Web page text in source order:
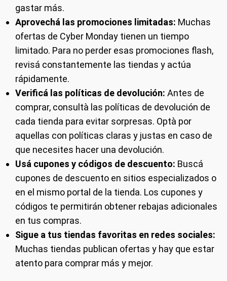
gastar más.
Aprovechá las promociones limitadas: Muchas
ofertas de Cyber Monday tienen un tiempo
limitado. Para no perder esas promociones flash,
revisá constantemente las tiendas y actúa
rápidamente.
Verificá las políticas de devolución: Antes de
comprar, consultà las políticas de devolución de
cada tienda para evitar sorpresas. Optà por
aquellas con políticas claras y justas en caso de
que necesites hacer una devolución.
Usá cupones y códigos de descuento: Buscá
cupones de descuento en sitios especializados o
en el mismo portal de la tienda. Los cupones y
códigos te permitirán obtener rebajas adicionales
en tus compras.
Sigue a tus tiendas favoritas en redes sociales:
Muchas tiendas publican ofertas y hay que estar
atento para comprar más y mejor.